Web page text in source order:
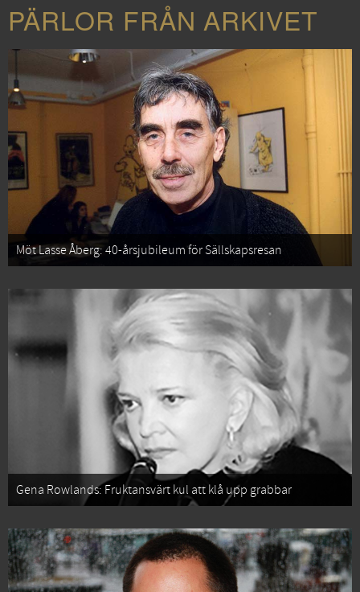
PÄRLOR FRÅN ARKIVET
Möt Lasse Åberg: 40-årsjubileum för Sällskapsresan
Gena Rowlands: Fruktansvärt kul att klå upp grabbar